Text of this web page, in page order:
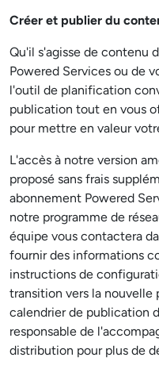
Créer et publier du
Qu'il s'agisse de contenu
Powered Services ou de
l'outil de planification
publication tout en vous
pour mettre en valeur
L'accès à notre version
proposé sans frais
abonnement Powered
notre programme de
équipe vous contactera
fournir des informations
instructions de
transition vers la nouvelle
calendrier de publication
responsable de
distribution pour plus de